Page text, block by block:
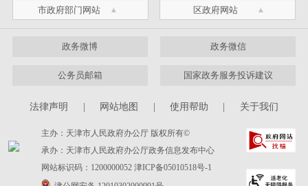
市政府部门网站 区政府网站
政务微博 政务微信
公务员邮箱 国家政务服务投诉建议
法律声明 | 网站地图 | 使用帮助 | 关于我们
主办：天津市人民政府办公厅 版权所有©
承办：天津市人民政府办公厅政务信息发布中心
网站标识码：1200000052 津ICP备05010518号-1